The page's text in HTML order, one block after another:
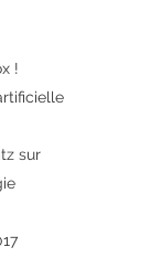
!
sur